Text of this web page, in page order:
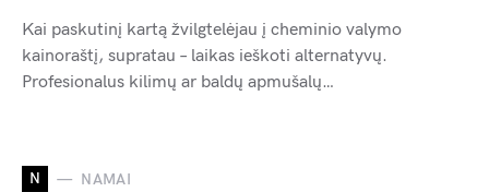
Kai paskutinį kartą žvilgtelėjau į cheminio valymo
kainoraštį, supratau – laikas ieškoti alternatyvų.
Profesionalus kilimų ar baldų apmušalų…
N NAMAI